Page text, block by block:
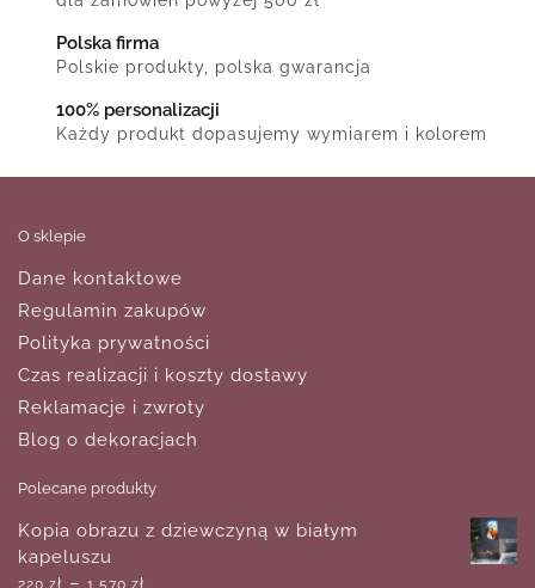
Polska firma
Polskie produkty, polska gwarancja
100% personalizacji
Każdy produkt dopasujemy wymiarem i kolorem
O sklepie
Dane kontaktowe
Regulamin zakupów
Polityka prywatności
Czas realizacji i koszty dostawy
Reklamacje i zwroty
Blog o dekoracjach
Polecane produkty
Kopia obrazu z dziewczyną w białym
kapeluszu
220 zł – 1,570 zł